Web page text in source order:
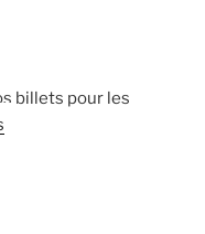
billets pour les